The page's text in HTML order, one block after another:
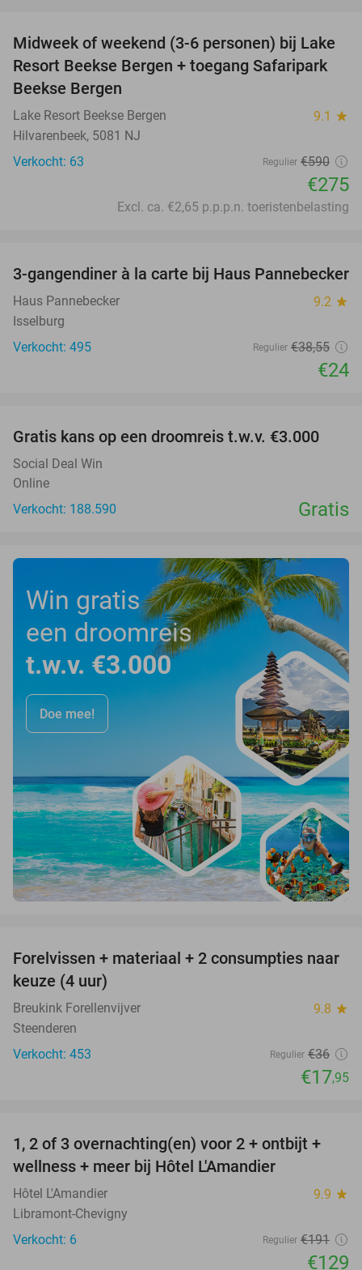
53%
Midweek of weekend (3-6 personen) bij Lake
Resort Beekse Bergen + toegang Safaripark
Beekse Bergen
Lake Resort Beekse Bergen 9.1 star
Hilvarenbeek, 5081 NJ
Verkocht: 63
Regulier €590
€275
Excl. ca. €2,65 p.p.p.n. toeristenbelasting
38%
3-gangendiner à la carte bij Haus Pannebecker
Haus Pannebecker 9.2 star
Isselburg
Verkocht: 495
Regulier €38,55
€24
Gratis kans op een droomreis t.w.v. €3.000
Social Deal Win
Online
Verkocht: 188.590
Gratis
Win gratis
een droomreis
t.w.v. €3.000
Doe mee!
50%
Forelvissen + materiaal + 2 consumpties naar
keuze (4 uur)
Breukink Forellenvijver 9.8 star
Steenderen
Verkocht: 453
Regulier €36
€17,95
32%
TODAY
1, 2 of 3 overnachting(en) voor 2 + ontbijt +
wellness + meer bij Hôtel L'Amandier
Hôtel L'Amandier 9.9 star
Libramont-Chevigny
Verkocht: 6
Regulier €191
€129